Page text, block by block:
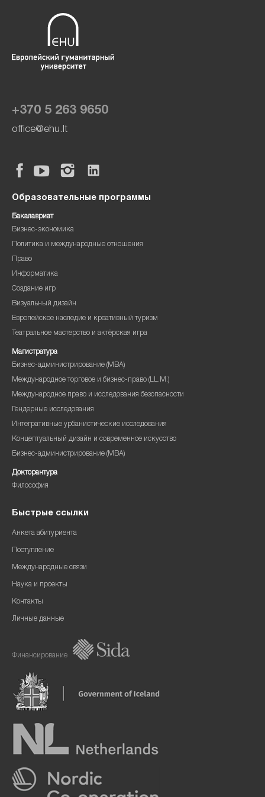
+370 5 263 9650
office@ehu.lt
Образовательные программы
Бакалавриат
Бизнес-экономика
Политика и международные отношения
Право
Информатика
Создание игр
Визуальный дизайн
Европейское наследие и креативный туризм
Театральное мастерство и актёрская игра
Магистратура
Бизнес-администрирование (MBA)
Международное торговое и бизнес-право (LL.M.)
Международное право и исследования безопасности
Гендерные исследования
Интегративные урбанистические исследования
Концептуальный дизайн и современное искусство
Бизнес-администрирование (MBA)
Докторантура
Философия
Быстрые ссылки
Анкета абитуриента
Поступление
Международные связи
Наука и проекты
Контакты
Личные данные
Финансирование